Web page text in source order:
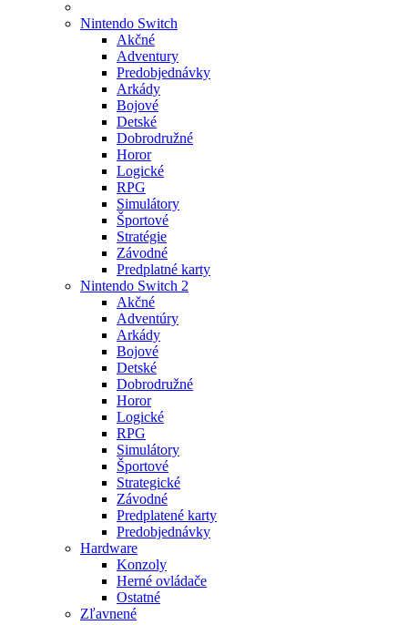
Nintendo Switch
Akčné
Adventury
Predobjednávky
Arkády
Bojové
Detské
Dobrodružné
Horor
Logické
RPG
Simulátory
Športové
Stratégie
Závodné
Predplatné karty
Nintendo Switch 2
Akčné
Adventúry
Arkády
Bojové
Detské
Dobrodružné
Horor
Logické
RPG
Simulátory
Športové
Strategické
Závodné
Predplatené karty
Predobjednávky
Hardware
Konzoly
Herné ovládače
Ostatné
Zľavnené